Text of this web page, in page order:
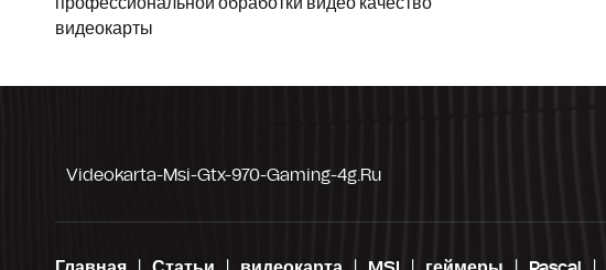
видеокарты
Videokarta-Msi-Gtx-970-Gaming-4g.ru